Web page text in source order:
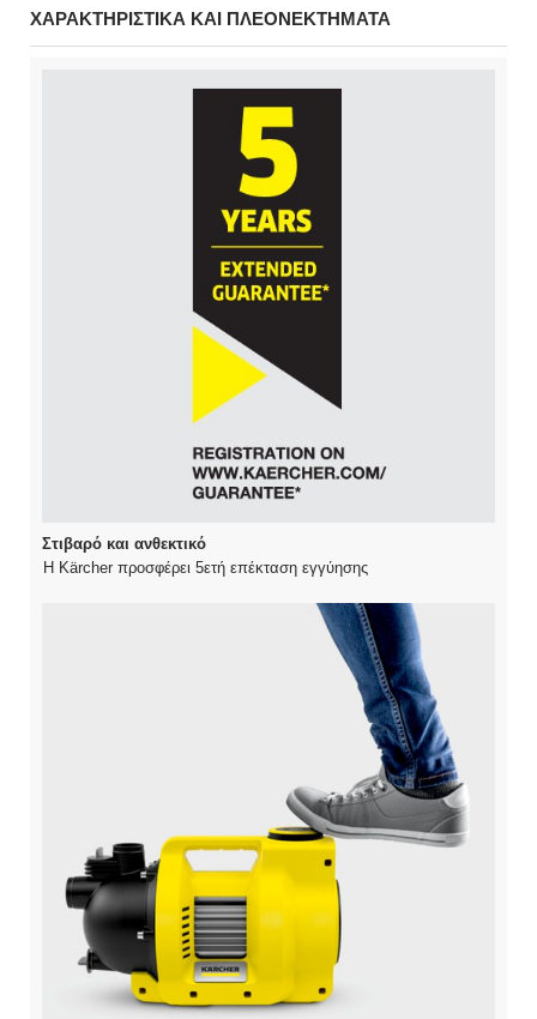
ΧΑΡΑΚΤΗΡΙΣΤΙΚΑ ΚΑΙ ΠΛΕΟΝΕΚΤΗΜΑΤΑ
Στιβαρό και ανθεκτικό
Η Kärcher προσφέρει 5ετή επέκταση εγγύησης